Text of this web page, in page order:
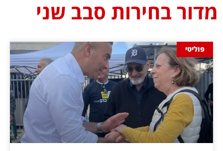
מדור בחירות סבב שני
פוליטי